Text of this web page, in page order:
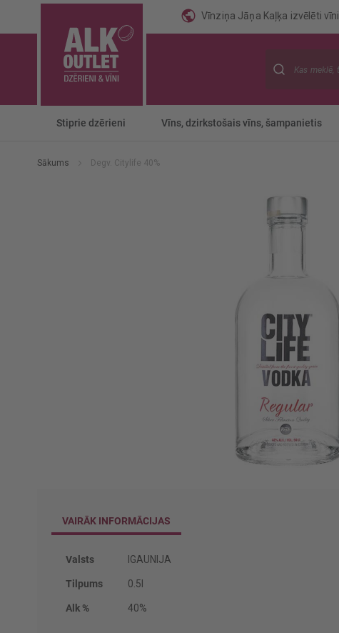
Vīnziņa Jāņa Kaļķa izvēlēti vīni
Stiprie dzērieni Vīns, dzirkstošais vīns, šampanietis
Sākums Degv. Citylife 40%
sākumuVAIRĀK INFORMĀCIJAS
Vairāk
Valsts IGAUNIJA
Tilpums 0.5l
Alk % 40%